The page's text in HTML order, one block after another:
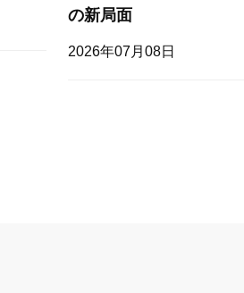
の新局面
2026年07月08日